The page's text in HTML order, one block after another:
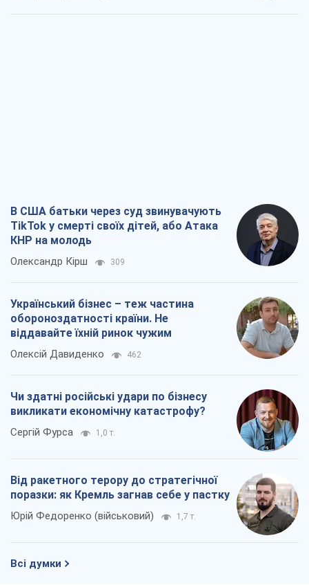
В США батьки через суд звинувачують
TikTok у смерті своїх дітей, або Атака
КНР на молодь
Олександр Кірш 309
Український бізнес – теж частина
обороноздатності країни. Не
віддавайте їхній ринок чужим
Олексій Давиденко 462
Чи здатні російські удари по бізнесу
викликати економічну катастрофу?
Сергій Фурса 1,0 т.
Від ракетного терору до стратегічної
поразки: як Кремль загнав себе у пастку
Юрій Федоренко (військовий) 1,7 т.
Всі думки